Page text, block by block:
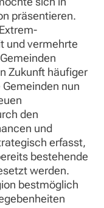
präsentieren.
und vermehrte
Zukunft häufiger
nun
den
und
erfasst,
bestehende
werden.
bestmöglich